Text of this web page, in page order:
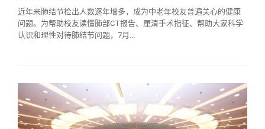
校友文苑
校友讲坛
校友视界
三创大赛
实用信息
会长致辞
总会章程
理事会名单
近年来肺结节检出人数逐年增多，成为中老年校友普遍关心的健康
问题。为帮助校友读懂肺部CT报告、厘清手术指征、帮助大家科学
认识和理性对待肺结节问题，7月...